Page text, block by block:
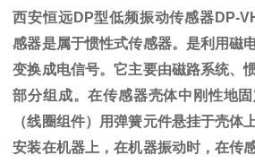
西安恒远DP型低频振动传感器DP-
感器是属于惯性式传感器。是利用磁
变换成电信号。它主要由磁路系统、
部分组成。在传感器壳体中刚性地
（线圈组件）用弹簧元件悬挂于壳体
安装在机器上，在机器振动时，在传